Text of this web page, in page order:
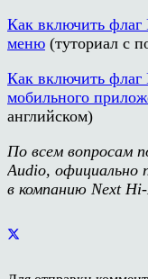
Как включить
меню (туториал с
Как включить
мобильного
английском)
По всем вопросам
Audio, официально
в компанию Next